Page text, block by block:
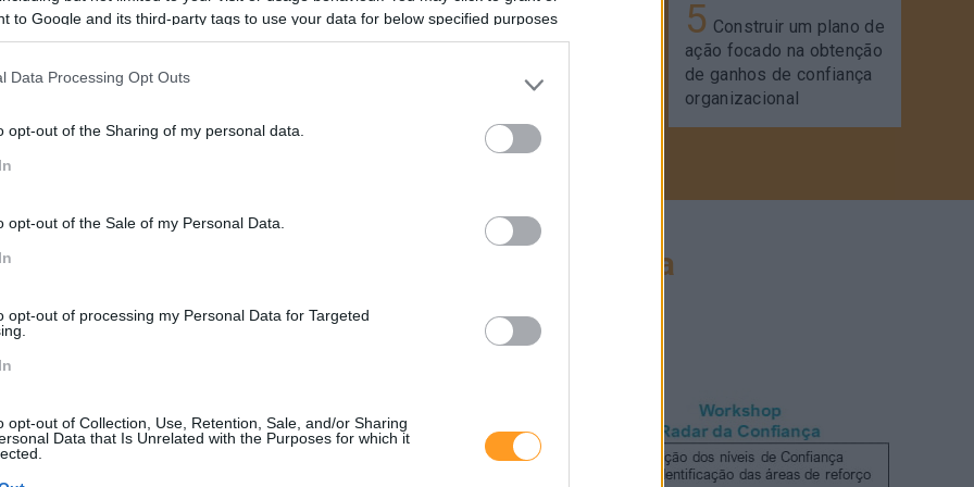
to Google and its third-party tags to use your data for below specified purposes
consent section.
Data Processing Opt Outs
opt-out of the Sharing of my personal data.
opt-out of the Sale of my Personal Data.
opt-out of processing my Personal Data for Targeted
opt-out of Collection, Use, Retention, Sale, and/or Sharing
Data that Is Unrelated with the Purposes for which it
3Potenciar o
pessoas
4Identificar as 10
5 Construir um plano de
ação focado na obtenção
de ganhos de confiança
organizacional
geradoras de confiança na sua equipa